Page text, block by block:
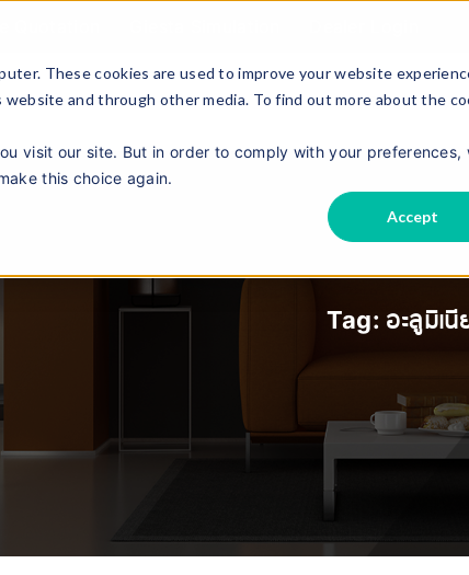
These cookies are used to improve your website
and through other media. To find out more about the
visit our site. But in order to comply with your preferences,
this choice again.
Accept
เกี่ยวกับเรา ผ
Tag: อะลูมิเนี